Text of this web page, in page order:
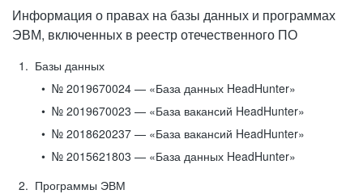
Информация о правах на базы данных и программах
ЭВМ, включенных в реестр отечественного ПО
Базы данных
№ 2019670024 — «База данных HeadHunter»
№ 2019670023 — «База вакансий HeadHunter»
№ 2018620237 — «База вакансий HeadHunter»
№ 2015621803 — «База данных HeadHunter»
Программы ЭВМ